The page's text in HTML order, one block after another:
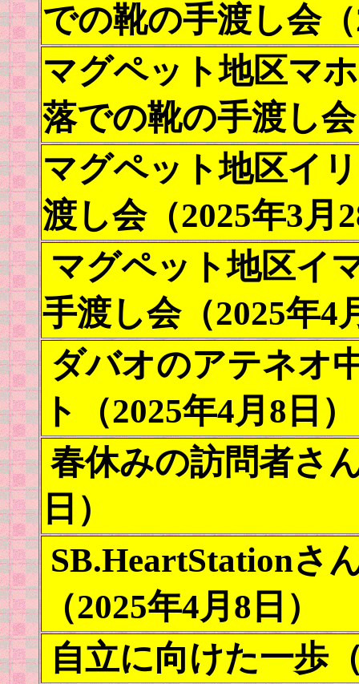
での靴の手渡し会
マグペット地区マ
落での靴の手渡し
マグペット地区イ
渡し会（2025年3月
マグペット地区イ
手渡し会（2025年4
ダバオのアテネオ
ト（2025年4月8日）
春休みの訪問者さ
日）
SB.HeartStationさ
（2025年4月8日）
自立に向けた一歩